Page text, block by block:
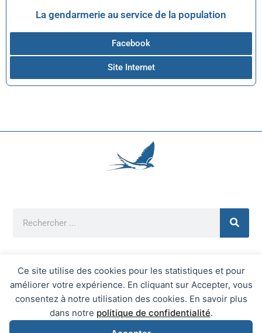
Ce site utilise des cookies pour les statistiques et pour
améliorer votre expérience. En cliquant sur Accepter, vous
consentez à notre utilisation des cookies. En savoir plus
dans notre politique de confidentialité.
La gendarmerie au service de la population
Facebook
Site Internet
Mentions Légales
Mairie d'Écrainville © 2026 Tous Droits Réservés